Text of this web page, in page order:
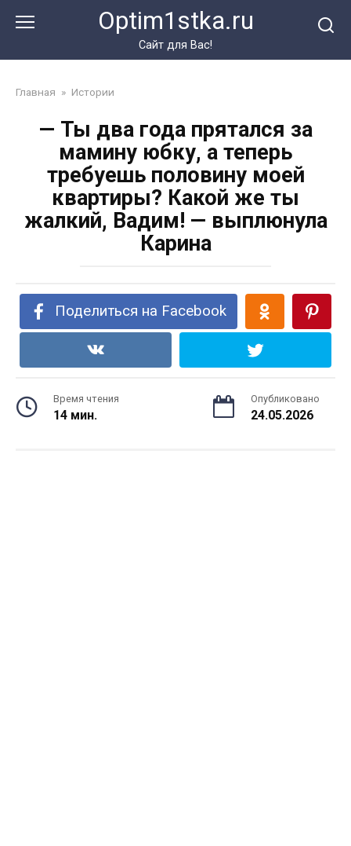
Optim1stka.ru
Сайт для Вас!
Главная » Истории
— Ты два года прятался за
мамину юбку, а теперь
требуешь половину моей
квартиры? Какой же ты
жалкий, Вадим! — выплюнула
Карина
Поделиться на Facebook
Время чтения
14 мин.
Опубликовано
24.05.2026